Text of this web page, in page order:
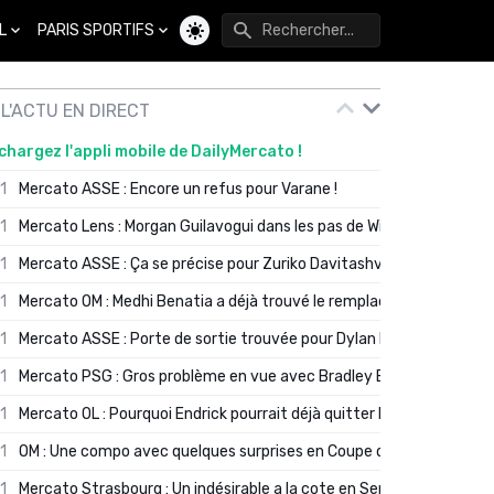
PARIS SPORTIFS
Changer de thème
L'ACTU EN DIRECT
l'appli mobile de DailyMercato !
Mercato ASSE : Encore un refus pour Varane !
Mercato Lens : Morgan Guilavogui dans les pas de Will Still ?
Mercato ASSE : Ça se précise pour Zuriko Davitashvili
Mercato OM : Medhi Benatia a déjà trouvé le remplaçant de Robinio
Mercato ASSE : Porte de sortie trouvée pour Dylan Batubinsika
Mercato PSG : Gros problème en vue avec Bradley Barcola ?
Mercato OL : Pourquoi Endrick pourrait déjà quitter Lyon en janvier
OM : Une compo avec quelques surprises en Coupe de France
Mercato Strasbourg : Un indésirable a la cote en Serie A